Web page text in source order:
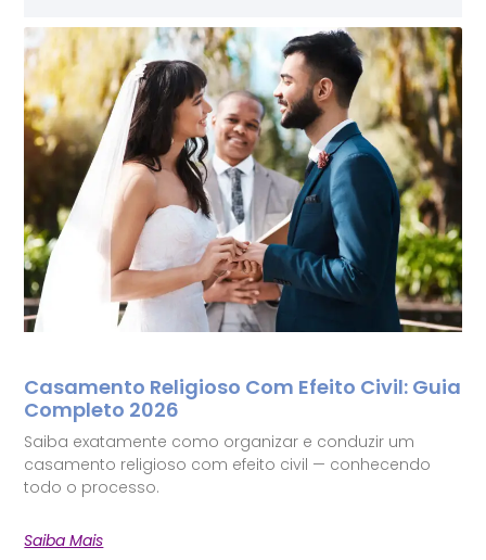
Casamento Religioso Com Efeito Civil: Guia
Completo 2026
Saiba exatamente como organizar e conduzir um
casamento religioso com efeito civil — conhecendo
todo o processo.
Saiba Mais